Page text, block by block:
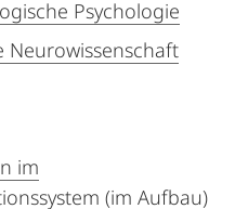
Psychologie
Neurowissenschaft
im
(im Aufbau)